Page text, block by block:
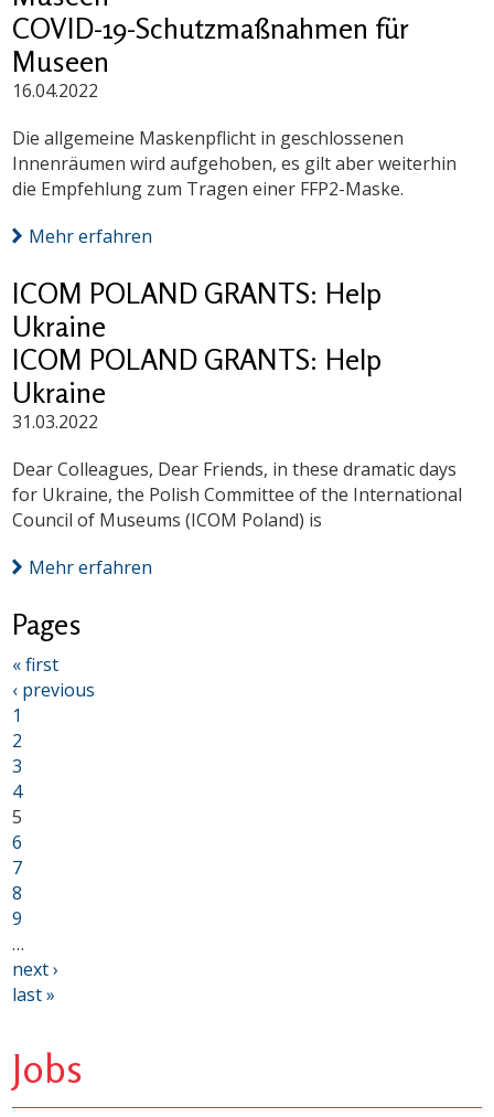
COVID-19-Schutzmaßnahmen für
Museen
16.04.2022
Die allgemeine Maskenpflicht in geschlossenen
Innenräumen wird aufgehoben, es gilt aber weiterhin
die Empfehlung zum Tragen einer FFP2-Maske.
Mehr erfahren
ICOM POLAND GRANTS: Help
Ukraine
ICOM POLAND GRANTS: Help
Ukraine
31.03.2022
Dear Colleagues, Dear Friends, in these dramatic days
for Ukraine, the Polish Committee of the International
Council of Museums (ICOM Poland) is
Mehr erfahren
Pages
« first
‹ previous
1
2
3
4
5
6
7
8
9
…
next ›
last »
Jobs